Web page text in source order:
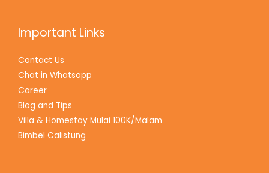
Important Links
Contact Us
Chat in Whatsapp
Career
Blog and Tips
Villa & Homestay Mulai 100K/Malam
Bimbel Calistung